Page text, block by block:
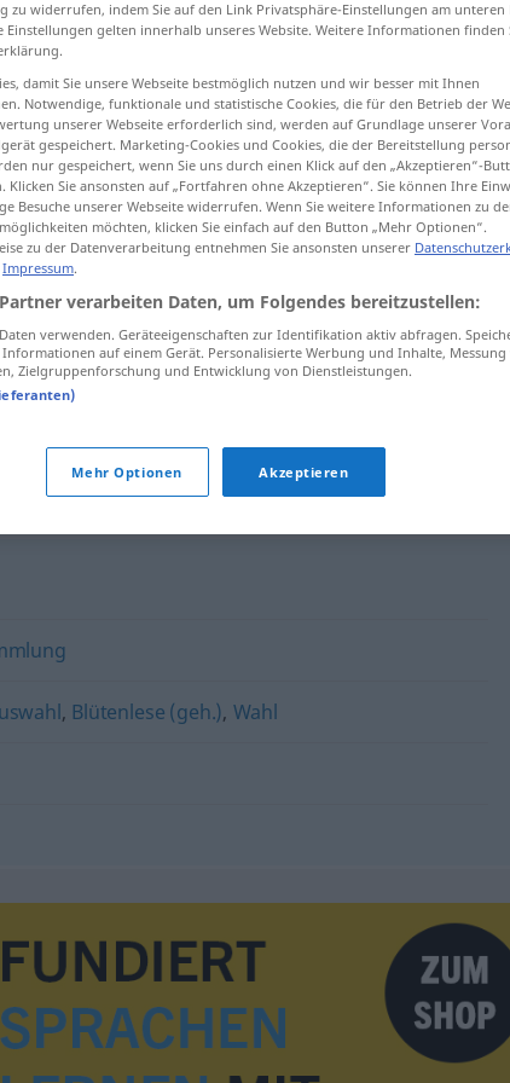
puik
AusleseWein
, Blütenlese (geh.), Wahl
zu widerrufen, indem Sie auf den Link Privatsphäre-Einstellungen am unteren
Einstellungen gelten innerhalb unseres Website. Weitere Informationen finden
damit Sie unsere Webseite bestmöglich nutzen und wir besser mit Ihnen
Notwendige, funktionale und statistische Cookies, die für den Betrieb der
unserer Webseite erforderlich sind, werden auf Grundlage unserer
gespeichert. Marketing-Cookies und Cookies, die der Bereitstellung
nur gespeichert, wenn Sie uns durch einen Klick auf den „Akzeptieren“-
Klicken Sie ansonsten auf „Fortfahren ohne Akzeptieren“. Sie können Ihre
Besuche unserer Webseite widerrufen. Wenn Sie weitere Informationen zu
möchten, klicken Sie einfach auf den Button „Mehr Optionen“.
zu der Datenverarbeitung entnehmen Sie ansonsten unserer
Impressum.
verarbeiten Daten, um Folgendes bereitzustellen:
verwenden. Geräteeigenschaften zur Identifikation aktiv abfragen.
auf einem Gerät. Personalisierte Werbung und Inhalte, Messung
Zielgruppenforschung und Entwicklung von Dienstleistungen.
Mehr Optionen Akzeptieren